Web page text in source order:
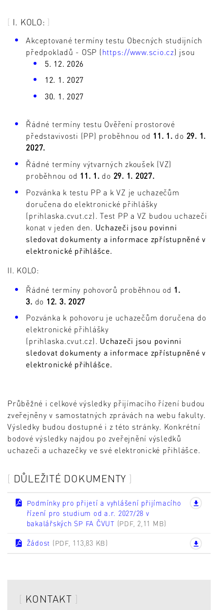
I. KOLO:
Akceptované termíny testu Obecných studijních
předpokladů - OSP (https://www.scio.cz) jsou
5. 12. 2026
12. 1. 2027
30. 1. 2027
Řádné termíny testu Ověření prostorové
představivosti (PP) proběhnou od 11. 1. do 29. 1.
2027.
Řádné termíny výtvarných zkoušek (VZ)
proběhnou od 11. 1. do 29. 1. 2027.
Pozvánka k testu PP a k VZ je uchazečům
doručena do elektronické přihlášky
(prihlaska.cvut.cz). Test PP a VZ budou uchazeči
konat v jeden den. Uchazeči jsou povinni
sledovat dokumenty a informace zpřístupněné v
elektronické přihlášce.
II. KOLO:
Řádné termíny pohovorů proběhnou od 1.
3. do 12. 3. 2027
Pozvánka k pohovoru je uchazečům doručena do
elektronické přihlášky
(prihlaska.cvut.cz). Uchazeči jsou povinni
sledovat dokumenty a informace zpřístupněné v
elektronické přihlášce.
Průběžné i celkové výsledky přijímacího řízení budou
zveřejněny v samostatných zprávách na webu fakulty.
Výsledky budou dostupné i z této stránky. Konkrétní
bodové výsledky najdou po zveřejnění výsledků
uchazeči a uchazečky ve své elektronické přihlášce.
DŮLEŽITÉ DOKUMENTY
Podmínky pro přijetí a vyhlášení přijímacího
řízení pro studium od a.r. 2027/28 v
bakalářských SP FA ČVUT (PDF, 2,11 MB)
Žádost (PDF, 113,83 KB)
KONTAKT